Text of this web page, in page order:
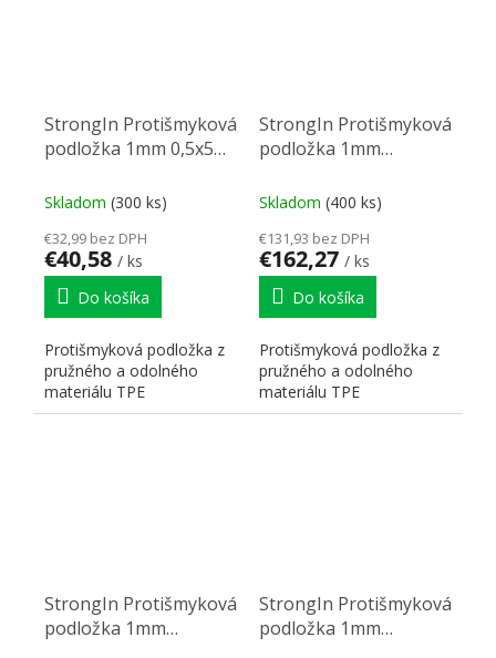
StrongIn Protišmyková
podložka 1mm 0,5x5m
Skladom (300 ks)
€32,99 bez DPH
€40,58 / ks
Do košíka
Protišmyková podložka z
pružného a odolného
materiálu TPE
StrongIn Protišmyková
podložka 1mm
Skladom (400 ks)
€131,93 bez DPH
€162,27 / ks
Do košíka
Protišmyková podložka z
pružného a odolného
materiálu TPE
StrongIn Protišmyková
podložka 1mm
StrongIn Protišmyková
podložka 1mm